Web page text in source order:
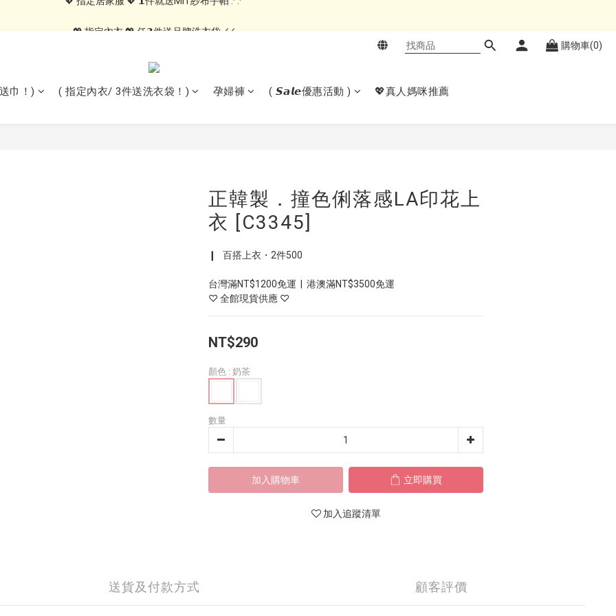
購物車(0)
巾！) ( 指定內衣/ 3件送洗衣袋！) 孕婦褲 ( 𝙎𝙖𝙡𝙚優惠活動 ) 💖真人媽咪推薦
正韓製．撞色俐落感LA印花上
衣 [C3345]
❙   百搭上衣・2件500
台灣滿NT$1200免運  |  港澳滿NT$3500免運
♡ 全館現貨供應 ♡
NT$290
顏色 : 奶茶
數量
加入購物車 立即購買
加入追蹤清單
送貨及付款方式 顧客評價